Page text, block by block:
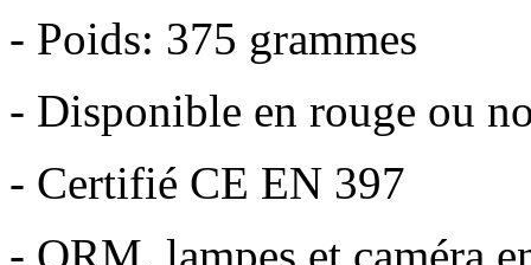
- Poids: 375 grammes
- Disponible en rouge ou
- Certifié CE EN 397